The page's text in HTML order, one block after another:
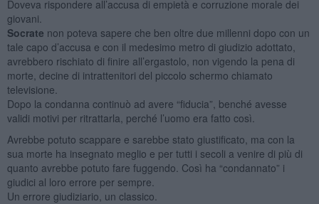
Doveva rispondere all’accusa di empietà e corruzione morale dei
giovani.
Socrate non poteva sapere che ben oltre due millenni dopo con un
tale capo d’accusa e con il medesimo metro di giudizio adottato,
avrebbero rischiato di finire all’ergastolo, non vigendo la pena di
morte, decine di intrattenitori del piccolo schermo chiamato
televisione.
Dopo la condanna continuò ad avere “fiducia”, benché avesse
validi motivi per ritrattarla, perché l’uomo era fatto così.
Avrebbe potuto scappare e sarebbe stato giustificato, ma con la
sua morte ha insegnato meglio e per tutti i secoli a venire di più di
quanto avrebbe potuto fare fuggendo. Così ha “condannato” i
giudici al loro errore per sempre.
Un errore giudiziario, un classico.